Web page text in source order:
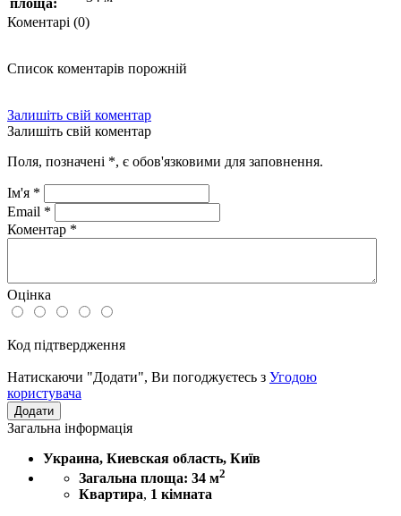
площа:
Коментарі (0)
Список коментарів порожній
Залишіть свій коментар
Залишіть свій коментар
Поля, позначені *, є обов'язковими для заповнення.
Ім'я *
Email *
Коментар *
Оцінка
Код підтвердження
Натискаючи "Додати", Ви погоджуєтесь з Угодою
користувача
Загальна інформація
Украина, Киевская область, Київ
Загальна площа: 34 м2
Квартира, 1 кімната